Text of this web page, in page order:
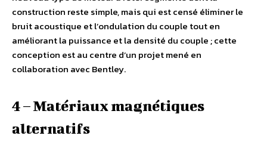
construction reste simple, mais qui est censé éliminer le
bruit acoustique et l’ondulation du couple tout en
améliorant la puissance et la densité du couple ; cette
conception est au centre d’un projet mené en
collaboration avec Bentley.
4 – Matériaux magnétiques
alternatifs